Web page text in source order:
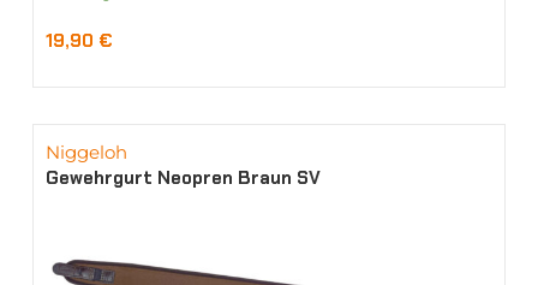
19,90 €
Niggeloh
Gewehrgurt Neopren Braun SV